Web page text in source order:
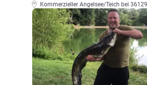
Kommerzieller Angelsee/Teich bei